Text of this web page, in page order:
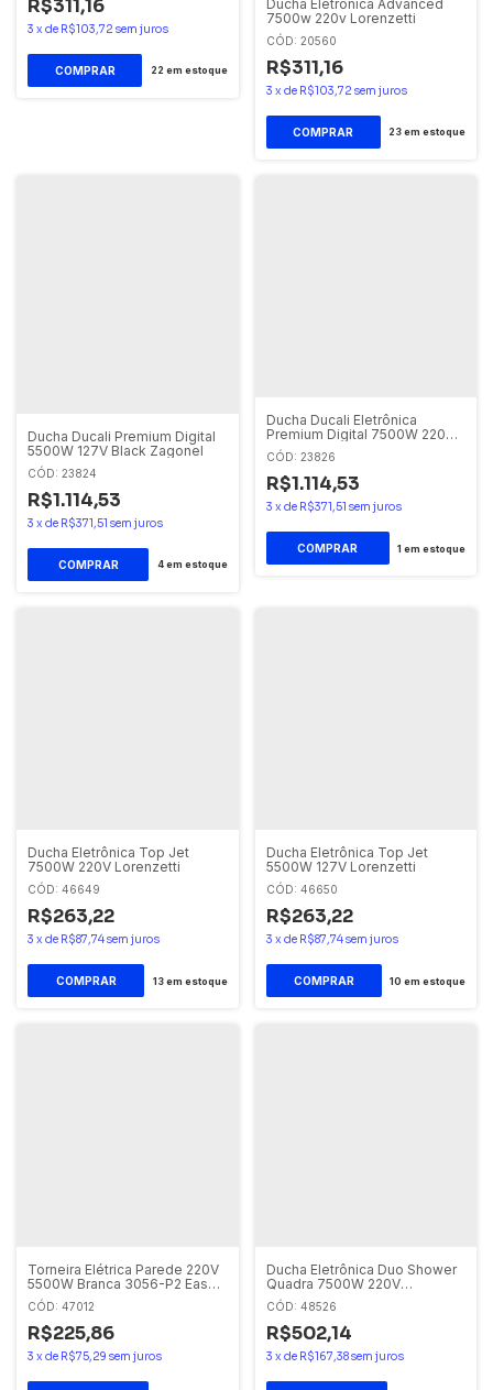
R$311,16
3 x de R$103,72 sem juros
COMPRAR 22 em estoque
Ducha Eletrônica Advanced
7500w 220v Lorenzetti
CÓD: 20560
R$311,16
3 x de R$103,72 sem juros
COMPRAR 23em estoque
Ducha Ducali Premium Digital
5500W 127V Black Zagonel
CÓD: 23824
R$1.114,53
3 x de R$371,51 sem juros
4em estoque
Ducha Ducali Eletrônica
Premium Digital 7500W 220V
Black
CÓD: 23826
R$1.114,53
3 x de R$371,51 sem juros
1 em estoque
Ducha Eletrônica Top Jet
7500W 220V Lorenzetti
CÓD: 46649
R$263,22
3 x de R$87,74sem juros
13em estoque
Ducha Eletrônica Top Jet
5500W 127V Lorenzetti
CÓD: 46650
R$263,22
3 x de R$87,74sem juros
10 em estoque
Torneira Elétrica Parede 220V
5500W Branca 3056-P2 Easy
Lorenzetti
CÓD: 47012
R$225,86
3 x de R$75,29 sem juros
Ducha Eletrônica Duo Shower
Quadra 7500W 220V
Lorenzetti
CÓD: 48526
R$502,14
3 x de R$167,38sem juros